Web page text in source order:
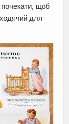
щоб
для